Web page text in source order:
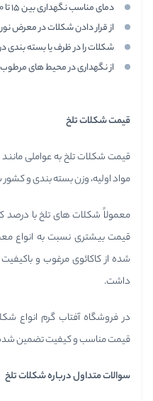
دمای مناسب نگهداری بین 15 تا 20 درجه سانتی گراد است.
از قرار دادن شکلات در معرض
شکلات را در ظرف یا بسته بندی
از نگهداری در محیط های مرطوب
قیمت شکلات تلخ
قیمت شکلات تلخ به عواملی مانند
مواد اولیه، وزن بسته بندی و
قیمت بیشتری نسبت به انواع
شده از کاکائوی مرغوب و
داشت.
در فروشگاه آفتاب گرم انواع
قیمت مناسب و کیفیت تضمین
سوالات متداول درباره شکلات تلخ